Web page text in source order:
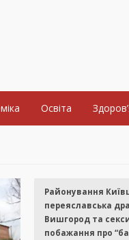
Освіта
Районування
переяславська
Вишгород та
побажання про